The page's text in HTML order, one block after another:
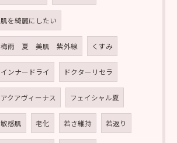
肌を綺麗にしたい
梅雨 夏 美肌 紫外線 くすみ
インナードライ ドクターリセラ
アクアヴィーナス フェイシャル夏
敏感肌 老化 若さ維持 若返り